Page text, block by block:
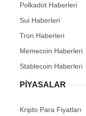
Polkadot Haberleri
Sui Haberleri
Tron Haberleri
Memecoin Haberleri
Stablecoin Haberleri
PIYASALAR
Kripto Para Fiyatları